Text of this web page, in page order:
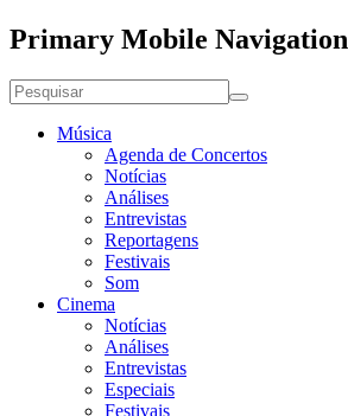
Primary Mobile Navigation
Música
Agenda de Concertos
Notícias
Análises
Entrevistas
Reportagens
Festivais
Som
Cinema
Notícias
Análises
Entrevistas
Especiais
Festivais